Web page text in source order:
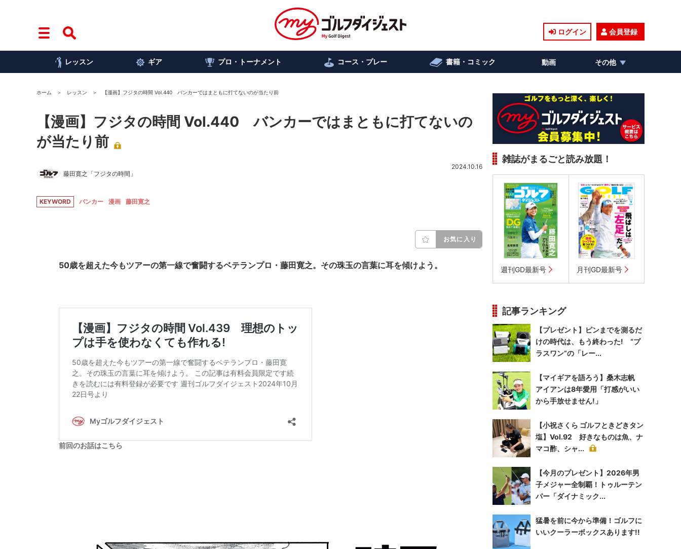
ログイン 会員登録
レッスン ギア プロ・トーナメント コース・プレー 書籍・コミック 動画 その他
ホーム レッスン 【漫画】フジタの時間 Vol.440 バンカーではまともに打てないのが当たり前
【漫画】フジタの時間 Vol.440 バンカーではまともに打てないの
が当たり前
藤田寛之「フジタの時間」
2024.10.16
KEYWORD バンカー 漫画 藤田寛之
お気に入り
50歳を超えた今もツアーの第一線で奮闘するベテランプロ・藤田寛之。その珠玉の言葉に耳を傾けよう。
前回のお話はこちら
雑誌がまるごと読み放題！
週刊GD最新号 月刊GD最新号
記事ランキング
【プレゼント】ピンまでを測るだ
けの時代は、もう終わった! “プ
ラスワン”の「レー...
【マイギアを語ろう】桑木志帆
アイアンは8年愛用「打感がいい
から手放せません!」
【小祝さくら ゴルフときどきタン
塩】Vol.92 好きなものは魚、ナ
マコ酢、シャ...
【今月のプレゼント】2026年男
子メジャー全制覇！トゥルーテン
パー「ダイナミック...
猛暑を前に今から準備！ゴルフに
いいクーラーボックスあります!!